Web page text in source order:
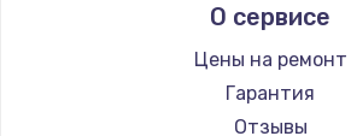
Заказать
Замена материнской
от 1330 руб.
О сервисе
Цены на ремонт
Гарантия
Отзывы